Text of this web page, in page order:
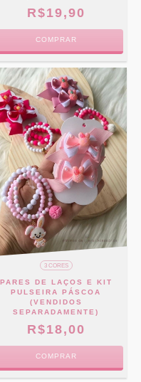
R$19,90
COMPRAR
3 CORES
PARES DE LAÇOS E KIT
PULSEIRA PÁSCOA
(VENDIDOS
SEPARADAMENTE)
R$18,00
COMPRAR